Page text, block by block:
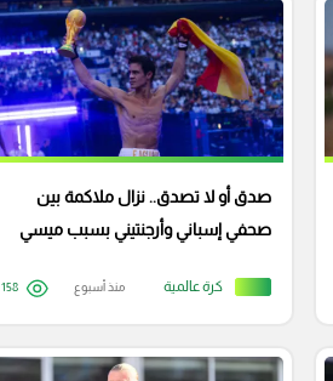
كرة عالمية
صدق أو لا تصدق.. نزال ملاكمة بين
صحفي إسباني وأرجنتيني بسبب ميسي
منذ أسبوع 158